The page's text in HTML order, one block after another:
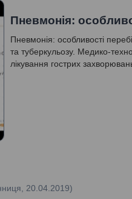
Пневмонія:
Пневмонія: особливості
та туберкульозу. Медико-
лікування гострих
20.04.2019)